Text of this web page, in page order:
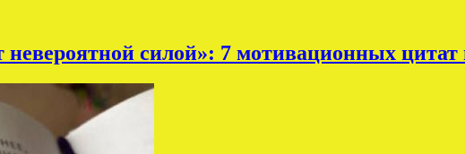
силой»: 7 мотивационных цитат